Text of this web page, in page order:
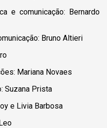
e comunicação: Bernardo
Bruno Altieri
Mariana Novaes
Suzana Prista
e Livia Barbosa
Leo